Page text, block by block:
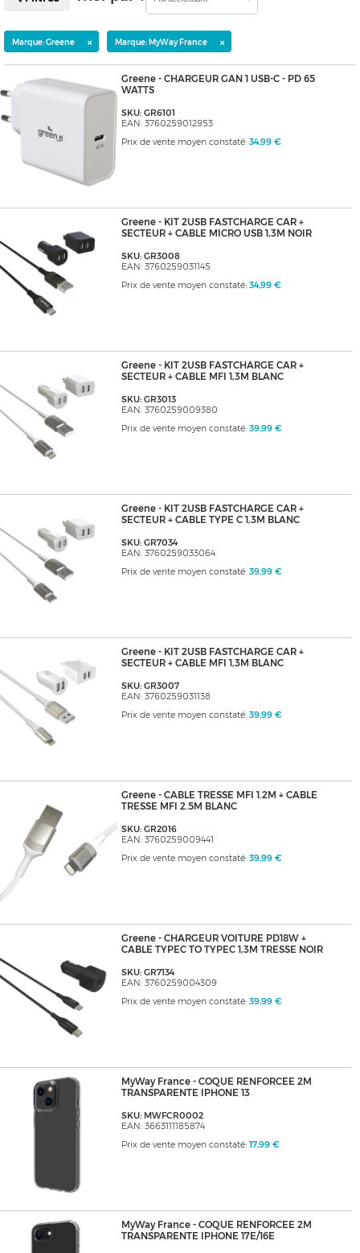
Marque: Greene × Marque: MyWay France ×
Greene - CHARGEUR GAN 1 USB-C - PD 65
WATTS
SKU: GR6101
EAN: 3760259012953
Prix de vente moyen constaté: 34,99 €
Greene - KIT 2USB FASTCHARGE CAR +
SECTEUR + CABLE MICRO USB 1,3M NOIR
SKU: GR3008
EAN: 3760259031145
Prix de vente moyen constaté: 34,99 €
Greene - KIT 2USB FASTCHARGE CAR +
SECTEUR + CABLE MFI 1,3M BLANC
SKU: GR3013
EAN: 3760259009380
Prix de vente moyen constaté: 39,99 €
Greene - KIT 2USB FASTCHARGE CAR +
SECTEUR + CABLE TYPE C 1,3M BLANC
SKU: GR7034
EAN: 3760259033064
Prix de vente moyen constaté: 39,99 €
Greene - KIT 2USB FASTCHARGE CAR +
SECTEUR + CABLE MFI 1,3M BLANC
SKU: GR3007
EAN: 3760259031138
Prix de vente moyen constaté: 39,99 €
Greene - CABLE TRESSE MFI 1.2M + CABLE
TRESSE MFI 2.5M BLANC
SKU: GR2016
EAN: 3760259009441
Prix de vente moyen constaté: 39,99 €
Greene - CHARGEUR VOITURE PD18W +
CABLE TYPEC TO TYPEC 1,3M TRESSE NOIR
SKU: GR7134
EAN: 3760259004309
Prix de vente moyen constaté: 39,99 €
MyWay France - COQUE RENFORCEE 2M
TRANSPARENTE IPHONE 13
SKU: MWFCR0002
EAN: 3663111185874
Prix de vente moyen constaté: 17,99 €
MyWay France - COQUE RENFORCEE 2M
TRANSPARENTE IPHONE 17E/16E